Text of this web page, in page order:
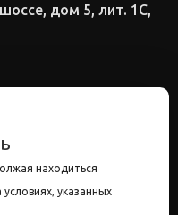
дом 5, лит. 1С,
находиться
указанных